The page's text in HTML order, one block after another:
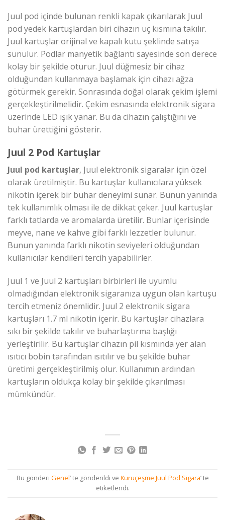
Juul pod içinde bulunan renkli kapak çıkarılarak Juul
pod yedek kartuşlardan biri cihazın uç kısmına takılır.
Juul kartuşlar orijinal ve kapalı kutu şeklinde satışa
sunulur. Podlar manyetik bağlantı sayesinde son derece
kolay bir şekilde oturur. Juul düğmesiz bir cihaz
olduğundan kullanmaya başlamak için cihazı ağza
götürmek gerekir. Sonrasında doğal olarak çekim işlemi
gerçekleştirilmelidir. Çekim esnasında elektronik sigara
üzerinde LED ışık yanar. Bu da cihazın çalıştığını ve
buhar ürettiğini gösterir.
Juul 2 Pod Kartuşlar
Juul pod kartuşlar, Juul elektronik sigaralar için özel
olarak üretilmiştir. Bu kartuşlar kullanıcılara yüksek
nikotin içerek bir buhar deneyimi sunar. Bunun yanında
tek kullanımlık olması ile de dikkat çeker. Juul kartuşlar
farklı tatlarda ve aromalarda üretilir. Bunlar içerisinde
meyve, nane ve kahve gibi farklı lezzetler bulunur.
Bunun yanında farklı nikotin seviyeleri olduğundan
kullanıcılar kendileri tercih yapabilirler.
Juul 1 ve Juul 2 kartuşları birbirleri ile uyumlu
olmadığından elektronik sigaranıza uygun olan kartuşu
tercih etmeniz önemlidir. Juul 2 elektronik sigara
kartuşları 1.7 ml nikotin içerir. Bu kartuşlar cihazlara
sıkı bir şekilde takılır ve buharlaştırma başlığı
yerleştirilir. Bu kartuşlar cihazın pil kısmında yer alan
ısıtıcı bobin tarafından ısıtılır ve bu şekilde buhar
üretimi gerçekleştirilmiş olur. Kullanımın ardından
kartuşların oldukça kolay bir şekilde çıkarılması
mümkündür.
Bu gönderi Genel’ te gönderildi ve Kuruçeşme Juul Pod Sigara’ te
etiketlendi.